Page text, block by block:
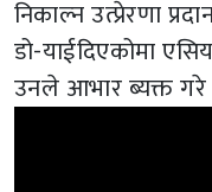
निकाल्न उत्प्रेरणा
डो-याईदिएकोमा
उनले आभार ब्यक्त गरे